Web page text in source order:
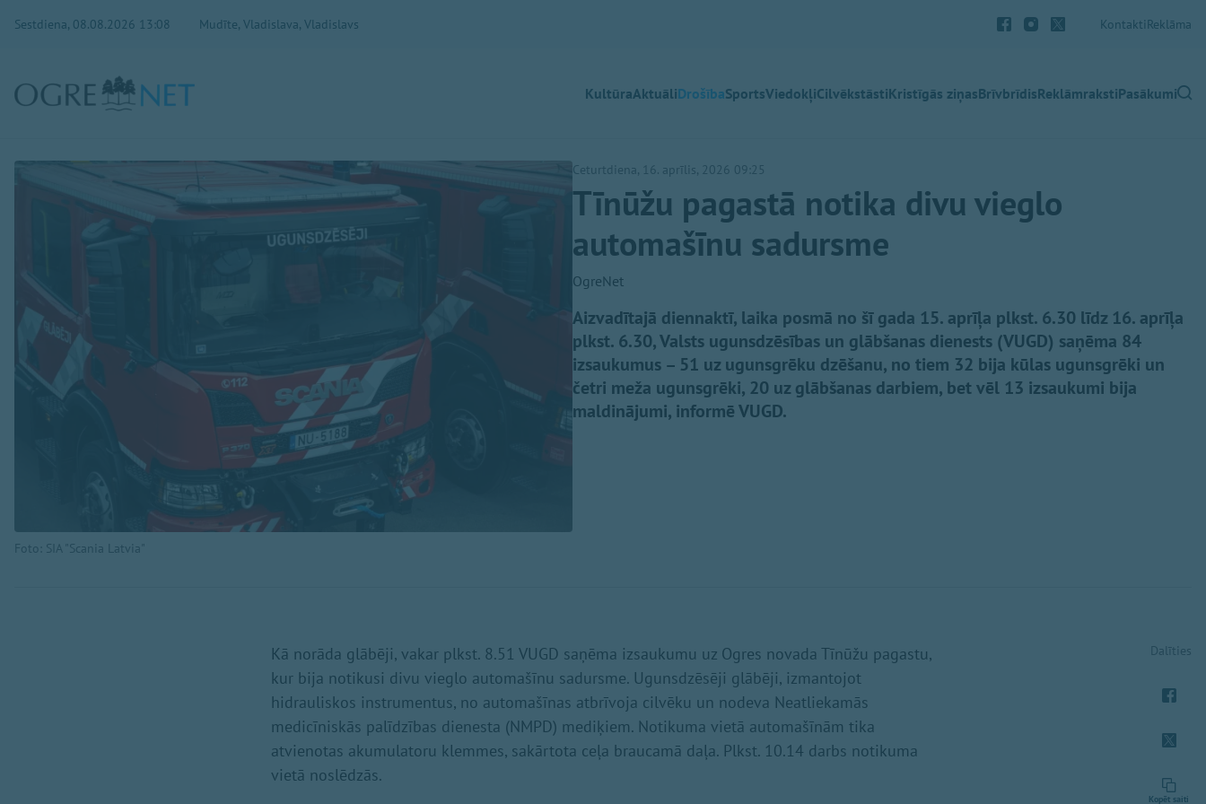
Sestdiena, 08.08.2026 13:08 Mudīte, Vladislava, Vladislavs KontaktiReklāma
KultūraAktuāliDrošībaSportsViedokļiCilvēkstāstiKristīgās ziņasBrīvbrīdisReklāmrakstiPasākumi
Foto: SIA "Scania Latvia"
Ceturtdiena, 16. aprīlis, 2026 09:25
Tīnūžu pagastā notika divu vieglo
automašīnu sadursme
OgreNet
Aizvadītajā diennaktī, laika posmā no šī gada 15. aprīļa plkst. 6.30 līdz 16. aprīļa
plkst. 6.30, Valsts ugunsdzēsības un glābšanas dienests (VUGD) saņēma 84
izsaukumus – 51 uz ugunsgrēku dzēšanu, no tiem 32 bija kūlas ugunsgrēki un
četri meža ugunsgrēki, 20 uz glābšanas darbiem, bet vēl 13 izsaukumi bija
maldinājumi, informē VUGD.
Kā norāda glābēji, vakar plkst. 8.51 VUGD saņēma izsaukumu uz Ogres novada Tīnūžu pagastu,
kur bija notikusi divu vieglo automašīnu sadursme. Ugunsdzēsēji glābēji, izmantojot
hidrauliskos instrumentus, no automašīnas atbrīvoja cilvēku un nodeva Neatliekamās
medicīniskās palīdzības dienesta (NMPD) mediķiem. Notikuma vietā automašīnām tika
atvienotas akumulatoru klemmes, sakārtota ceļa braucamā daļa. Plkst. 10.14 darbs notikuma
vietā noslēdzās.
Dalīties
Kopēt saiti